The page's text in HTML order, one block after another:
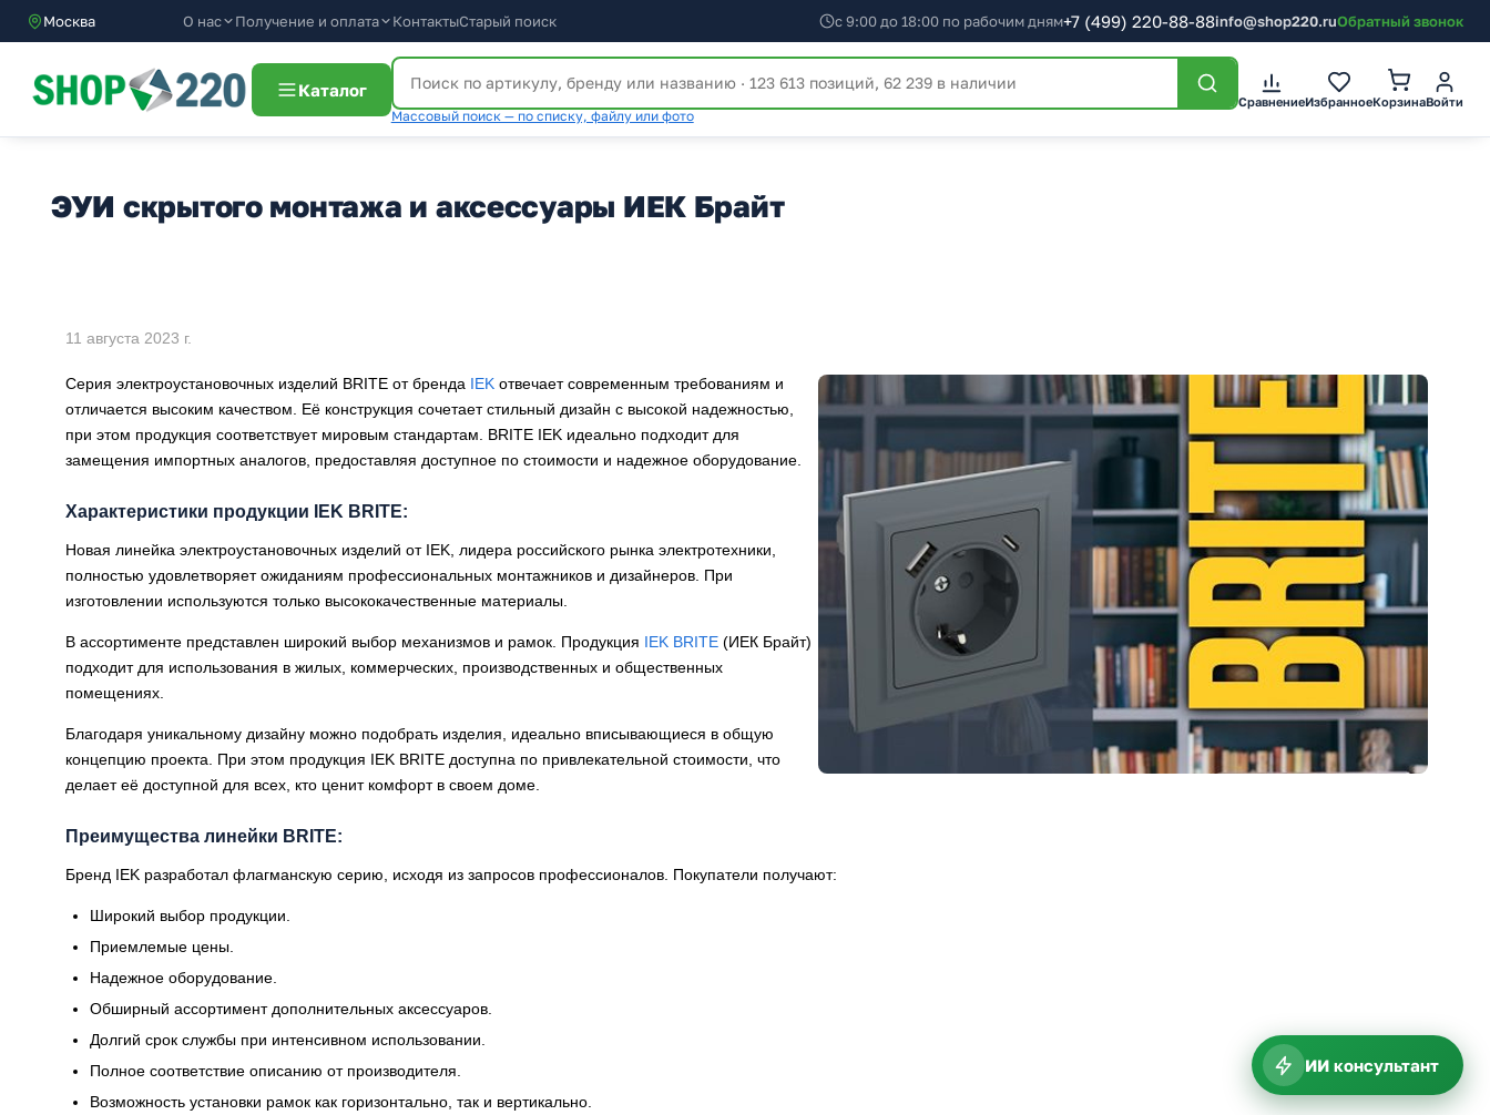
Москва О нас Получение и оплата КонтактыСтарый поиск с 9:00 до 18:00 по рабочим дням+7 (499) 220-88-88info@shop220.ruОбратный звонок
Каталог
Массовый поиск — по списку, файлу или фото
СравнениеИзбранноеКорзинаВойти
ЭУИ скрытого монтажа и аксессуары ИЕК Брайт
11 августа 2023 г.
Серия электроустановочных изделий BRITE от бренда IEK отвечает современным требованиям и
отличается высоким качеством. Её конструкция сочетает стильный дизайн с высокой надежностью,
при этом продукция соответствует мировым стандартам. BRITE IEK идеально подходит для
замещения импортных аналогов, предоставляя доступное по стоимости и надежное оборудование.
Характеристики продукции IEK BRITE:
Новая линейка электроустановочных изделий от IEK, лидера российского рынка электротехники,
полностью удовлетворяет ожиданиям профессиональных монтажников и дизайнеров. При
изготовлении используются только высококачественные материалы.
В ассортименте представлен широкий выбор механизмов и рамок. Продукция IEK BRITE (ИЕК Брайт)
подходит для использования в жилых, коммерческих, производственных и общественных
помещениях.
Благодаря уникальному дизайну можно подобрать изделия, идеально вписывающиеся в общую
концепцию проекта. При этом продукция IEK BRITE доступна по привлекательной стоимости, что
делает её доступной для всех, кто ценит комфорт в своем доме.
Преимущества линейки BRITE:
Бренд IEK разработал флагманскую серию, исходя из запросов профессионалов. Покупатели получают:
Широкий выбор продукции.
Приемлемые цены.
Надежное оборудование.
Обширный ассортимент дополнительных аксессуаров.
Долгий срок службы при интенсивном использовании.
Полное соответствие описанию от производителя.
Возможность установки рамок как горизонтально, так и вертикально.
ИИ консультант